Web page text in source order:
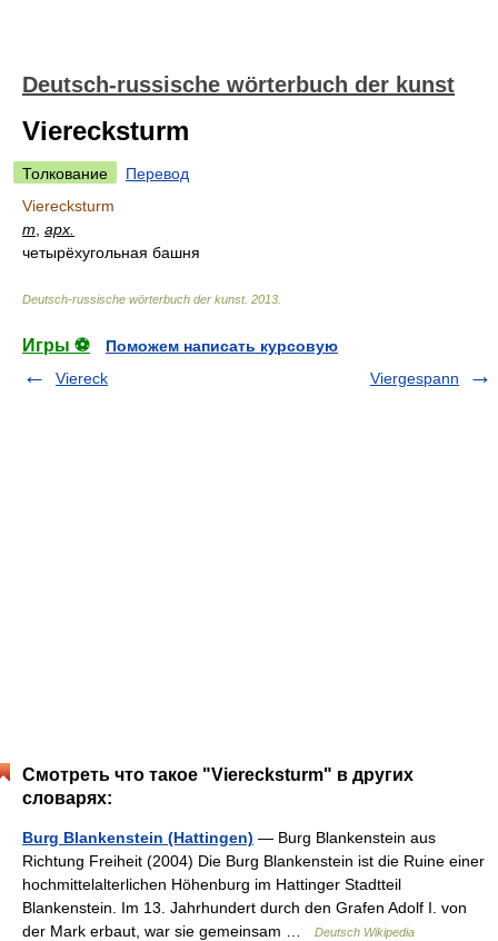
Deutsch-russische wörterbuch der kunst
Vierecksturm
Толкование
Перевод
Vierecksturm
m арх.
четырёхугольная башня
Deutsch-russische wörterbuch der kunst. 2013
Игры ⚽
Поможем написать курсовую
Viereck
Viergespann
Смотреть что такое "Vierecksturm" в других
словарях:
Burg Blankenstein (Hattingen) — Burg Blankenstein aus
Richtung Freiheit (2004) Die Burg Blankenstein ist die Ruine einer
hochmittelalterlichen Höhenburg im Hattinger Stadtteil
Blankenstein. Im 13. Jahrhundert durch den Grafen Adolf I. von
der Mark erbaut, war sie gemeinsam …
Deutsch Wikipedia